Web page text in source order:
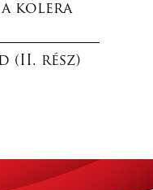
a kolera
(II. rész)